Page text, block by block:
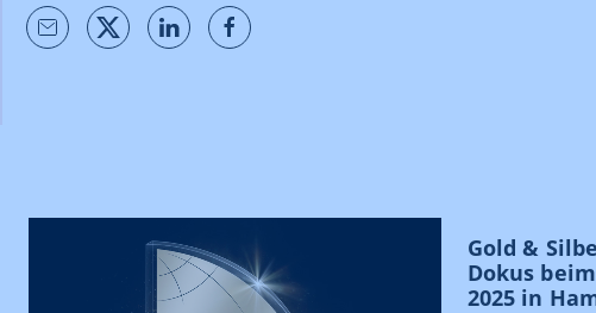
Gold &
Dokus
2025 in